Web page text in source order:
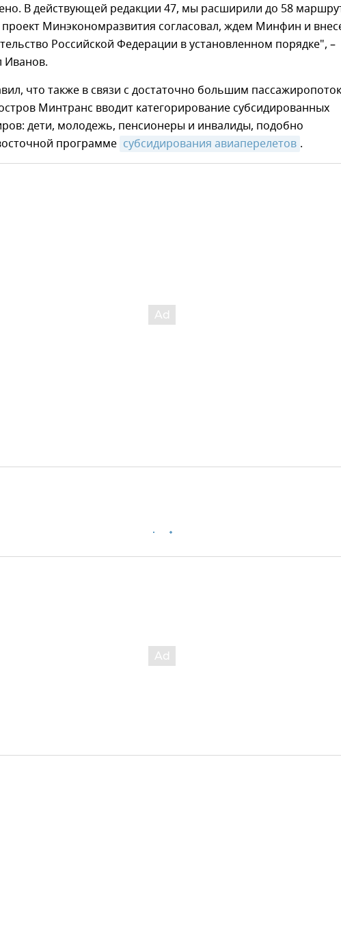
В действующей редакции 47, мы расширили до 58
Минэкономразвития согласовал, ждем Минфин и
Российской Федерации в установленном порядке", –
Иванов.
что также в связи с достаточно большим
Минтранс вводит категорирование субсидированных
дети, молодежь, пенсионеры и инвалиды, подобно
программе субсидирования авиаперелетов .